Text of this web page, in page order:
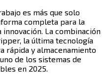
es más que solo
completa para la
La combinación
la última tecnología
rápida y almacenamiento
de los sistemas de